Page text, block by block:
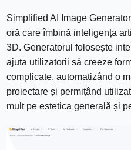
Simplified AI Image
oră care îmbină inteligența
3D. Generatorul folosește
ajuta utilizatorii să creeze
complicate, automatizând o
proiectare și permițând
mult pe estetica generală și